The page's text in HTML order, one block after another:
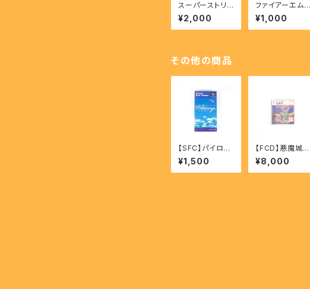
スーパーストリ
ートファイターⅡ
- SUPER STRE
ET FIGHTER II
¥2,000
ファイアーエム
ブレム 聖戦の系
譜 - FIRE EMB
LEM Seisen N
¥1,000
その他の商品
【SFC】パイロッ
トウイングス - P
ilotwings
¥1,500
【FCD】悪魔城ド
ラキュラ - Castl
evania
¥8,000